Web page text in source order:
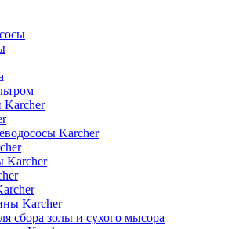
Karcher
Karcher
Karcher
Karcher
сбора золы и сухого мысора